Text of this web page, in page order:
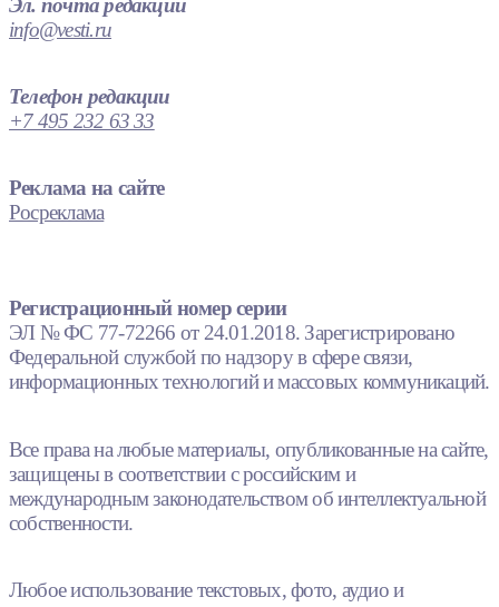
info@vesti.ru
Телефон редакции
+7 495 232 63 33
Реклама на сайте
Росреклама
Регистрационный номер серии
ЭЛ № ФС 77-72266 от 24.01.2018. Зарегистрировано
Федеральной службой по надзору в сфере связи,
информационных технологий и массовых коммуникаций.
Все права на любые материалы, опубликованные на сайте,
защищены в соответствии с российским и
международным законодательством об интеллектуальной
собственности.
Любое использование текстовых, фото, аудио и